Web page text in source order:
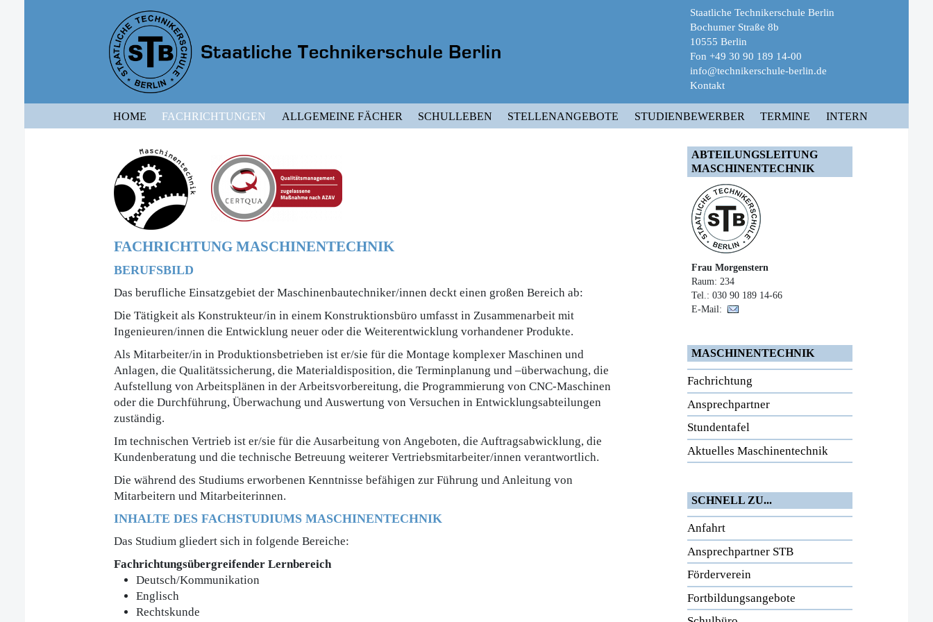
Staatliche Technikerschule Berlin
Bochumer Straße 8b
10555 Berlin
Fon +49 30 90 189 14-00
info@technikerschule-berlin.de
Kontakt
HOME FACHRICHTUNGEN ALLGEMEINE FÄCHER SCHULLEBEN STELLENANGEBOTE STUDIENBEWERBER TERMINE INTERN
FACHRICHTUNG MASCHINENTECHNIK
BERUFSBILD
Das berufliche Einsatzgebiet der Maschinenbautechniker/innen deckt einen großen Bereich ab:
Die Tätigkeit als Konstrukteur/in in einem Konstruktionsbüro umfasst in Zusammenarbeit mit
Ingenieuren/innen die Entwicklung neuer oder die Weiterentwicklung vorhandener Produkte.
Als Mitarbeiter/in in Produktionsbetrieben ist er/sie für die Montage komplexer Maschinen und
Anlagen, die Qualitätssicherung, die Materialdisposition, die Terminplanung und –überwachung, die
Aufstellung von Arbeitsplänen in der Arbeitsvorbereitung, die Programmierung von CNC-Maschinen
oder die Durchführung, Überwachung und Auswertung von Versuchen in Entwicklungsabteilungen
zuständig.
Im technischen Vertrieb ist er/sie für die Ausarbeitung von Angeboten, die Auftragsabwicklung, die
Kundenberatung und die technische Betreuung weiterer Vertriebsmitarbeiter/innen verantwortlich.
Die während des Studiums erworbenen Kenntnisse befähigen zur Führung und Anleitung von
Mitarbeitern und Mitarbeiterinnen.
INHALTE DES FACHSTUDIUMS MASCHINENTECHNIK
Das Studium gliedert sich in folgende Bereiche:
Fachrichtungsübergreifender Lernbereich
Deutsch/Kommunikation
Englisch
Rechtskunde
ABTEILUNGSLEITUNG
MASCHINENTECHNIK
Frau Morgenstern
Raum: 234
Tel.: 030 90 189 14-66
E-Mail:
MASCHINENTECHNIK
Fachrichtung
Ansprechpartner
Stundentafel
Aktuelles Maschinentechnik
SCHNELL ZU...
Anfahrt
Ansprechpartner STB
Förderverein
Fortbildungsangebote